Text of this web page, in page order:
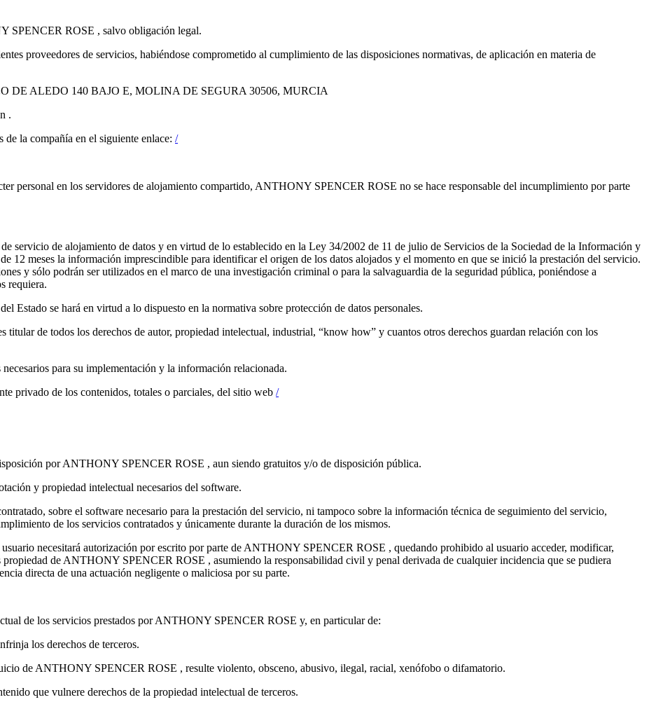
SPENCER ROSE , salvo obligación legal.
proveedores de servicios, habiéndose comprometido al cumplimiento de las disposiciones normativas, de aplicación en materia de
DE ALEDO 140 BAJO E, MOLINA DE SEGURA 30506, MURCIA
.
la compañía en el siguiente enlace: /
personal en los servidores de alojamiento compartido, ANTHONY SPENCER ROSE no se hace responsable del incumplimiento por parte
de alojamiento de datos y en virtud de lo establecido en la Ley 34/2002 de 11 de julio de Servicios de la Sociedad de la Información y
12 meses la información imprescindible para identificar el origen de los datos alojados y el momento en que se inició la prestación del servicio.
y sólo podrán ser utilizados en el marco de una investigación criminal o para la salvaguardia de la seguridad pública, poniéndose a
requiera.
Estado se hará en virtud a lo dispuesto en la normativa sobre protección de datos personales.
de todos los derechos de autor, propiedad intelectual, industrial, “know how” y cuantos otros derechos guardan relación con los
para su implementación y la información relacionada.
privado de los contenidos, totales o parciales, del sitio web /
por ANTHONY SPENCER ROSE , aun siendo gratuitos y/o de disposición pública.
y propiedad intelectual necesarios del software.
sobre el software necesario para la prestación del servicio, ni tampoco sobre la información técnica de seguimiento del servicio,
de los servicios contratados y únicamente durante la duración de los mismos.
necesitará autorización por escrito por parte de ANTHONY SPENCER ROSE , quedando prohibido al usuario acceder, modificar,
de ANTHONY SPENCER ROSE , asumiendo la responsabilidad civil y penal derivada de cualquier incidencia que se pudiera
directa de una actuación negligente o maliciosa por su parte.
de los servicios prestados por ANTHONY SPENCER ROSE y, en particular de:
los derechos de terceros.
de ANTHONY SPENCER ROSE , resulte violento, obsceno, abusivo, ilegal, racial, xenófobo o difamatorio.
que vulnere derechos de la propiedad intelectual de terceros.